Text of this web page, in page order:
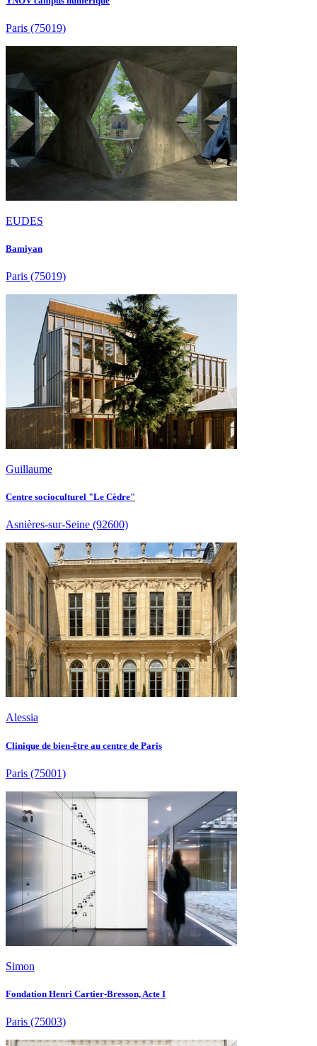
Paris (75019)
EUDES
Bamiyan
Paris (75019)
Guillaume
Centre socioculturel "Le Cèdre"
Asnières-sur-Seine (92600)
Alessia
Clinique de bien-être au centre de Paris
Paris (75001)
Simon
Fondation Henri Cartier-Bresson, Acte I
Paris (75003)